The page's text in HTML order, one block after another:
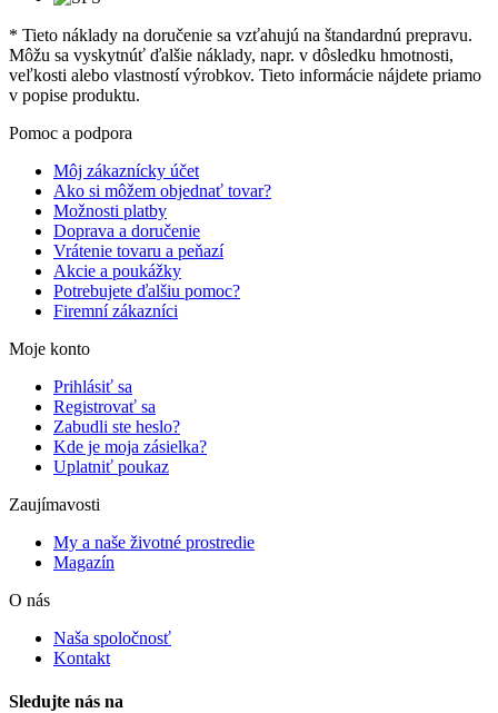
* Tieto náklady na doručenie sa vzťahujú na štandardnú prepravu.
Môžu sa vyskytnúť ďalšie náklady, napr. v dôsledku hmotnosti,
veľkosti alebo vlastností výrobkov. Tieto informácie nájdete priamo
v popise produktu.
Pomoc a podpora
Môj zákaznícky účet
Ako si môžem objednať tovar?
Možnosti platby
Doprava a doručenie
Vrátenie tovaru a peňazí
Akcie a poukážky
Potrebujete ďalšiu pomoc?
Firemní zákazníci
Moje konto
Prihlásiť sa
Registrovať sa
Zabudli ste heslo?
Kde je moja zásielka?
Uplatniť poukaz
Zaujímavosti
My a naše životné prostredie
Magazín
O nás
Naša spoločnosť
Kontakt
Sledujte nás na